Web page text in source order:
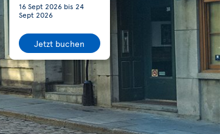
16 Sept 2026bis 24
Sept 2026
Jetzt buchen